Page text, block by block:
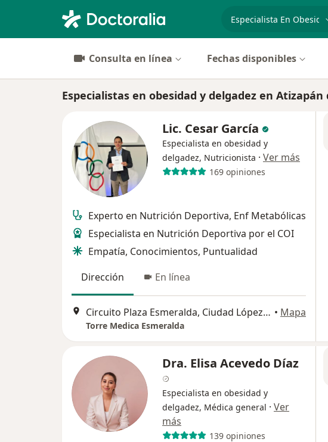
especialidad,
Consulta en línea Fechas disponibles
Especialistas en obesidad y delgadez en Atizapán
Lic. Cesar García
Especialista en obesidad y
delgadez, Nutricionista · Ver más
169 opiniones
Experto en Nutrición Deportiva, Enf Metabólicas
Especialista en Nutrición Deportiva por el COI
Empatía, Conocimientos, Puntualidad
Dirección
En línea
Circuito Plaza Esmeralda, Ciudad López Mateos • Mapa
Torre Medica Esmeralda
Dra. Elisa Acevedo Díaz
Especialista en obesidad y
delgadez, Médica general · Ver
más
139 opiniones